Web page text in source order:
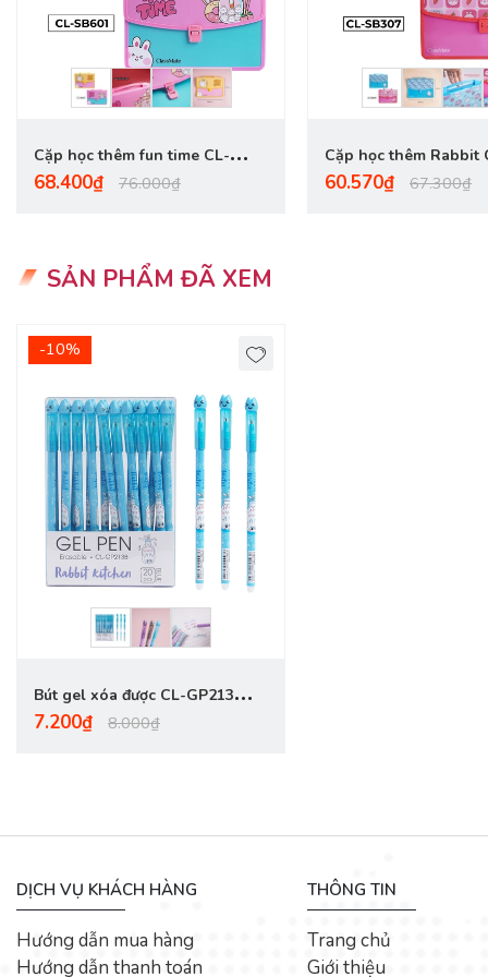
Cặp học thêm fun time CL-
SB601
68.400₫ 76.000₫
Cặp học thêm Rabbit
60.570₫ 67.300₫
SẢN PHẨM ĐÃ XEM
-10%
Bút gel xóa được CL-GP213
xanh
7.200₫ 8.000₫
DỊCH VỤ KHÁCH HÀNG
Hướng dẫn mua hàng
Hướng dẫn thanh toán
THÔNG TIN
Trang chủ
Giới thiệu